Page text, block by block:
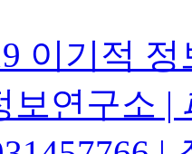
이기적
연구소 |